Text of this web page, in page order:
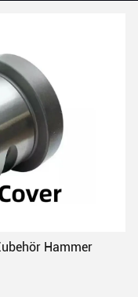
Hammer